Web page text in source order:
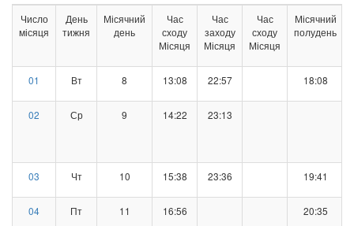
Число
місяця
День
тижня
Місячний
день
Час
сходу
Місяця
Час
заходу
Місяця
Час
сходу
Місяця
Місячний
полудень
01 Вт 8 13:08 22:57 18:08
02 Ср 9 14:22 23:13
03 Чт 10 15:38 23:36 19:41
04 Пт 11 16:56 20:35